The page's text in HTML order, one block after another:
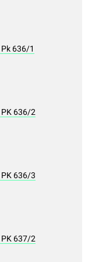
636/1
636/2
636/3
637/2